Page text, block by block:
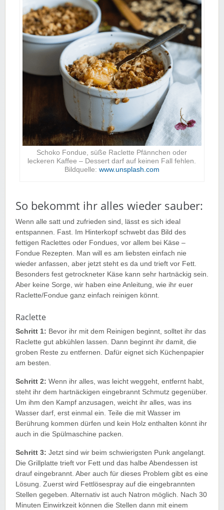
Schoko Fondue, süße Raclette Pfännchen oder
leckeren Kaffee – Dessert darf auf keinen Fall fehlen.
Bildquelle: www.unsplash.com
So bekommt ihr alles wieder sauber:
Wenn alle satt und zufrieden sind, lässt es sich ideal
entspannen. Fast. Im Hinterkopf schwebt das Bild des
fettigen Raclettes oder Fondues, vor allem bei Käse –
Fondue Rezepten. Man will es am liebsten einfach nie
wieder anfassen, aber jetzt steht es da und trieft vor Fett.
Besonders fest getrockneter Käse kann sehr hartnäckig sein.
Aber keine Sorge, wir haben eine Anleitung, wie ihr euer
Raclette/Fondue ganz einfach reinigen könnt.
Raclette
Schritt 1: Bevor ihr mit dem Reinigen beginnt, solltet ihr das
Raclette gut abkühlen lassen. Dann beginnt ihr damit, die
groben Reste zu entfernen. Dafür eignet sich Küchenpapier
am besten.
Schritt 2: Wenn ihr alles, was leicht weggeht, entfernt habt,
steht ihr dem hartnäckigen eingebrannt Schmutz gegenüber.
Um ihm den Kampf anzusagen, weicht ihr alles, was ins
Wasser darf, erst einmal ein. Teile die mit Wasser im
Berührung kommen dürfen und kein Holz enthalten könnt ihr
auch in die Spülmaschine packen.
Schritt 3: Jetzt sind wir beim schwierigsten Punk angelangt.
Die Grillplatte trieft vor Fett und das halbe Abendessen ist
drauf eingebrannt. Aber auch für dieses Problem gibt es eine
Lösung. Zuerst wird Fettlösespray auf die eingebrannten
Stellen gegeben. Alternativ ist auch Natron möglich. Nach 30
Minuten Einwirkzeit können die Stellen dann mit einem